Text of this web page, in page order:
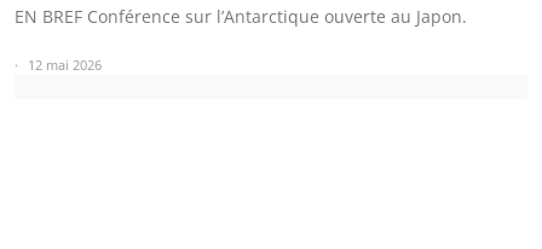
EN BREF Conférence sur l’Antarctique ouverte au Japon.
12 mai 2026